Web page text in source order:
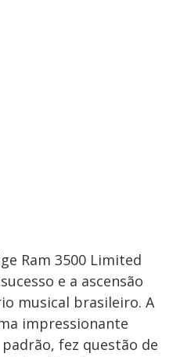
Ram 3500 Limited
e a ascensão
musical brasileiro. A
impressionante
fez questão de